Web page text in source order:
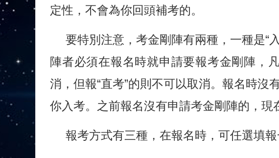
定性，不會為你回頭補考的。
要特別注意，考金剛陣有兩種，一種是“
陣者必須在報名時就申請要報考金剛陣，
消，但報“直考”的則不可以取消。報名時沒
你入考。之前報名沒有申請考金剛陣的，現
報考方式有三種，在報名時，可任選填報